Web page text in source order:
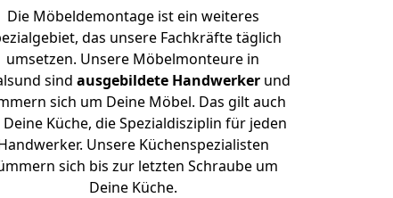
Die Möbeldemontage ist ein weiteres
das unsere Fachkräfte täglich
umsetzen. Unsere Möbelmonteure in
sind ausgebildete Handwerker und
sich um Deine Möbel. Das gilt auch
Küche, die Spezialdisziplin für jeden
Unsere Küchenspezialisten
sich bis zur letzten Schraube um
Deine Küche.